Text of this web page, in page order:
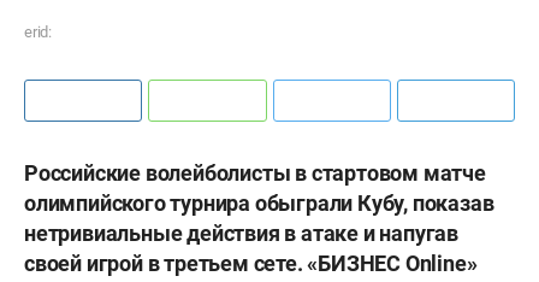
erid:
Российские волейболисты в стартовом матче
олимпийского турнира обыграли Кубу, показав
нетривиальные действия в атаке и напугав
своей игрой в третьем сете. «БИЗНЕС Online»